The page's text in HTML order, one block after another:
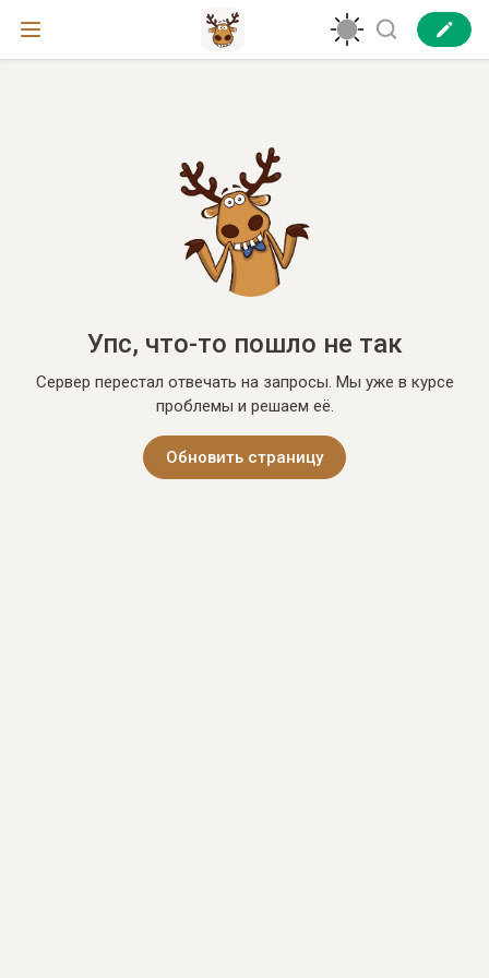
Упс, что-то пошло не так
Сервер перестал отвечать на запросы. Мы уже в курсе
проблемы и решаем её.
Обновить страницу